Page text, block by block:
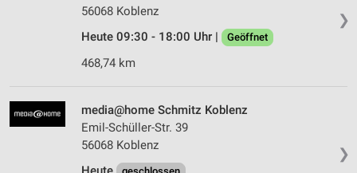
❯
56068 Koblenz
Heute 09:30 - 18:00 Uhr |
Geöffnet
468,74 km
❯
media@home Schmitz Koblenz
Emil-Schüller-Str. 39
56068 Koblenz